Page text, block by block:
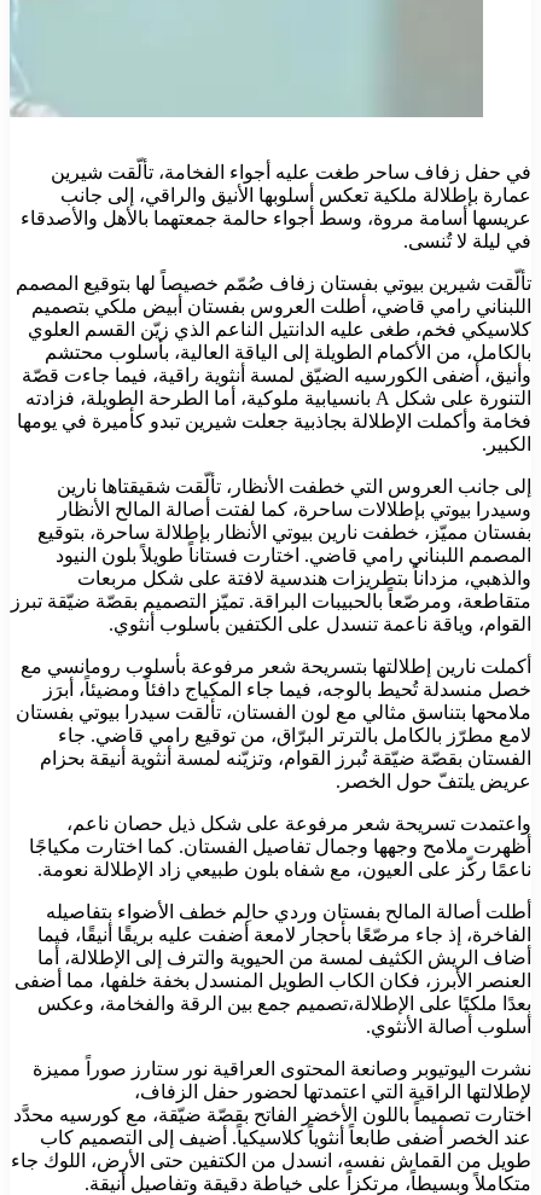
في حفل زفاف ساحر طغت عليه أجواء الفخامة، تألّقت شيرين
عمارة بإطلالة ملكية تعكس أسلوبها الأنيق والراقي، إلى جانب
عريسها أسامة مروة، وسط أجواء حالمة جمعتهما بالأهل والأصدقاء
في ليلة لا تُنسى.
تألّقت شيرين بيوتي بفستان زفاف صُمّم خصيصاً لها بتوقيع المصمم
اللبناني رامي قاضي، أطلت العروس بفستان أبيض ملكي بتصميم
كلاسيكي فخم، طغى عليه الدانتيل الناعم الذي زيّن القسم العلوي
بالكامل، من الأكمام الطويلة إلى الياقة العالية، بأسلوب محتشم
وأنيق، أضفى الكورسيه الضيّق لمسة أنثوية راقية، فيما جاءت قصّة
التنورة على شكل A بانسيابية ملوكية، أما الطرحة الطويلة، فزادته
فخامة وأكملت الإطلالة بجاذبية جعلت شيرين تبدو كأميرة في يومها
الكبير.
إلى جانب العروس التي خطفت الأنظار، تألّقت شقيقتاها نارين
وسيدرا بيوتي بإطلالات ساحرة، كما لفتت أصالة المالح الأنظار
بفستان مميّز، خطفت نارين بيوتي الأنظار بإطلالة ساحرة، بتوقيع
المصمم اللبناني رامي قاضي. اختارت فستاناً طويلاً بلون النيود
والذهبي، مزداناً بتطريزات هندسية لافتة على شكل مربعات
متقاطعة، ومرصّعاً بالحبيبات البراقة. تميّز التصميم بقصّة ضيّقة تبرز
القوام، وياقة ناعمة تنسدل على الكتفين بأسلوب أنثوي.
أكملت نارين إطلالتها بتسريحة شعر مرفوعة بأسلوب رومانسي مع
خصل منسدلة تُحيط بالوجه، فيما جاء المكياج دافئاً ومضيئاً، أبرَز
ملامحها بتناسق مثالي مع لون الفستان، تألقت سيدرا بيوتي بفستان
لامع مطرّز بالكامل بالترتر البرّاق، من توقيع رامي قاضي. جاء
الفستان بقصّة ضيّقة تُبرز القوام، وتزيّنه لمسة أنثوية أنيقة بحزام
عريض يلتفّ حول الخصر.
واعتمدت تسريحة شعر مرفوعة على شكل ذيل حصان ناعم،
أظهرت ملامح وجهها وجمال تفاصيل الفستان. كما اختارت مكياجًا
ناعمًا ركّز على العيون، مع شفاه بلون طبيعي زاد الإطلالة نعومة.
أطلت أصالة المالح بفستان وردي حالِم خطف الأضواء بتفاصيله
الفاخرة، إذ جاء مرصّعًا بأحجار لامعة أضفت عليه بريقًا أنيقًا، فيما
أضاف الريش الكثيف لمسة من الحيوية والترف إلى الإطلالة، أما
العنصر الأبرز، فكان الكاب الطويل المنسدل بخفة خلفها، مما أضفى
بعدًا ملكيًا على الإطلالة،تصميم جمع بين الرقة والفخامة، وعكس
أسلوب أصالة الأنثوي.
نشرت اليوتيوبر وصانعة المحتوى العراقية نور ستارز صوراً مميزة
لإطلالتها الراقية التي اعتمدتها لحضور حفل الزفاف،
اختارت تصميماً باللون الأخضر الفاتح بقصّة ضيّقة، مع كورسيه محدَّد
عند الخصر أضفى طابعاً أنثوياً كلاسيكياً. أضيف إلى التصميم كاب
طويل من القماش نفسه، انسدل من الكتفين حتى الأرض، اللوك جاء
متكاملاً وبسيطاً، مرتكزاً على خياطة دقيقة وتفاصيل أنيقة.